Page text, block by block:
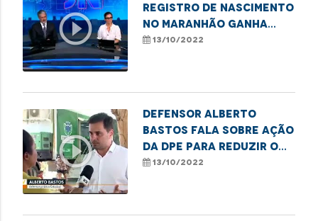
play_circle_outline
registro de nascimento
no Maranhão ganha
destaque no Jornal
13/10/2022
play_circle_outline
Defensor Alberto
Bastos fala sobre ação
da DPE para reduzir o
sub-registro civil em
13/10/2022